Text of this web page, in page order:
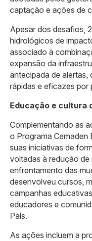
captação e ações de
Apesar dos desafios,
hidrológicos de
associado à
expansão da
antecipada de alertas,
rápidas e eficazes por
Educação e cultura
Complementando as
o Programa Cemaden
suas iniciativas de
voltadas à redução
enfrentamento das
desenvolveu cursos,
campanhas
educadores e
País.
As ações incluem a